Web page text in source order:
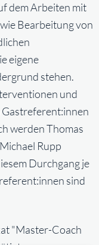
dem Arbeiten mit
Bearbeitung von
eigene
stehen.
und
Gastreferent:innen
werden Thomas
Rupp
Durchgang je
sind
"Master-Coach